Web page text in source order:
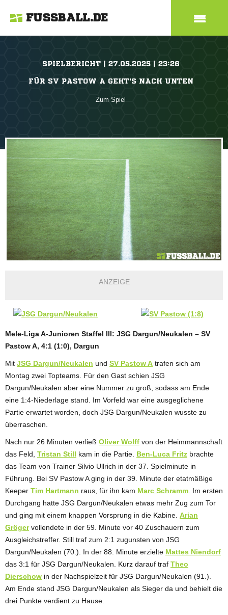
FUSSBALL.DE
SPIELBERICHT | 27.05.2025 | 23:26
FÜR SV PASTOW A GEHT'S NACH UNTEN
Zum Spiel
ANZEIGE
Mele-Liga A-Junioren Staffel III: JSG Dargun/Neukalen – SV
Pastow A, 4:1 (1:0), Dargun
Mit JSG Dargun/Neukalen und SV Pastow A trafen sich am
Montag zwei Topteams. Für den Gast schien JSG
Dargun/Neukalen aber eine Nummer zu groß, sodass am Ende
eine 1:4-Niederlage stand. Im Vorfeld war eine ausgeglichene
Partie erwartet worden, doch JSG Dargun/Neukalen wusste zu
überraschen.
Nach nur 26 Minuten verließ Oliver Wolff von der Heimmannschaft
das Feld, Tristan Still kam in die Partie. Ben-Luca Fritz brachte
das Team von Trainer Silvio Ullrich in der 37. Spielminute in
Führung. Bei SV Pastow A ging in der 39. Minute der etatmäßige
Keeper Tim Hartmann raus, für ihn kam Marc Schramm . Im ersten
Durchgang hatte JSG Dargun/Neukalen etwas mehr Zug zum Tor
und ging mit einem knappen Vorsprung in die Kabine. Arian
Grögervollendete in der 59. Minute vor 40 Zuschauern zum
Ausgleichstreffer. Still traf zum 2:1 zugunsten von JSG
Dargun/Neukalen (70.). In der 88. Minute erzielte Mattes Niendorf
das 3:1 für JSG Dargun/Neukalen. Kurz darauf traf Theo
Dierschow in der Nachspielzeit für JSG Dargun/Neukalen (91.).
Am Ende stand JSG Dargun/Neukalen als Sieger da und behielt die
drei Punkte verdient zu Hause.